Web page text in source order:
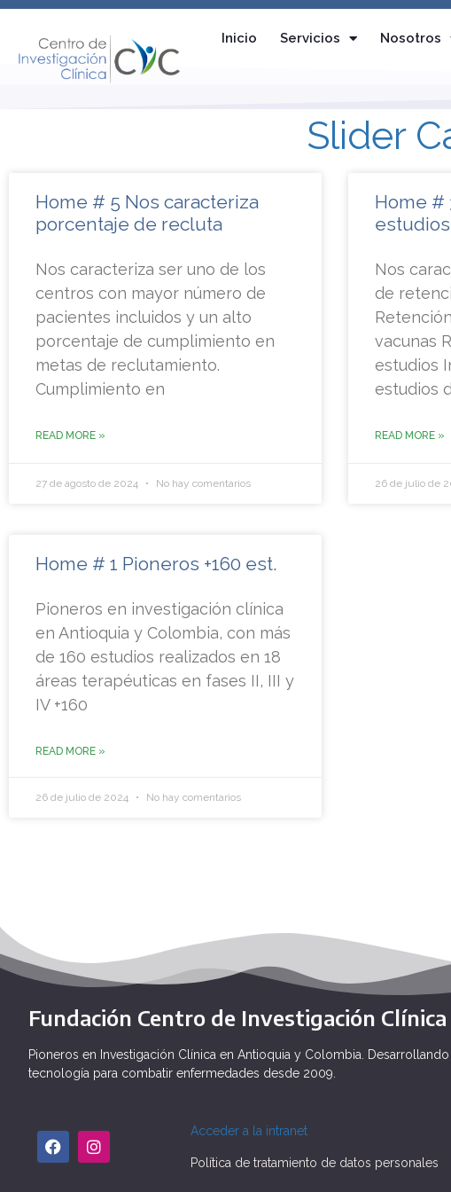
Inicio Servicios Nosotros
Slider
Home # 5 Nos caracteriza
porcentaje de recluta
Nos caracteriza ser uno de los
centros con mayor número de
pacientes incluidos y un alto
porcentaje de cumplimiento en
metas de reclutamiento.
Cumplimiento en
READ MORE »
27 de agosto de 2024 No hay comentarios
Home #
estudios
Nos
de
vacunas
estudios
estudios
READ MORE »
26 de julio de
Home # 1 Pioneros +160 est.
Pioneros en investigación clínica
en Antioquia y Colombia, con más
de 160 estudios realizados en 18
áreas terapéuticas en fases II, III y
IV +160
READ MORE »
26 de julio de 2024 No hay comentarios
Fundación Centro de Investigación Clínica
Pioneros en Investigación Clínica en Antioquia y Colombia. Desarrollando
tecnología para combatir enfermedades desde 2009.
Acceder a la intranet
Política de tratamiento de datos personales